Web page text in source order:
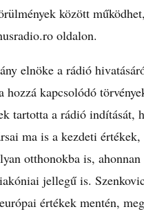
között
oldalon.
elnöke a rádió
kapcsolódó
tartotta a rádió indítását,
ma is a kezdeti
otthonokba is,
jellegű is.
értékek mentén,